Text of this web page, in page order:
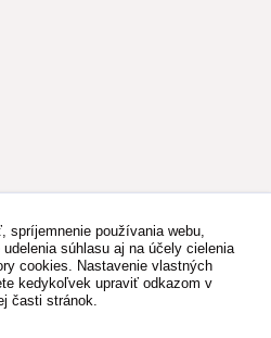
spríjemnenie používania webu,
súhlasu aj na účely cielenia
cookies. Nastavenie vlastných
kedykoľvek upraviť odkazom v
časti stránok.